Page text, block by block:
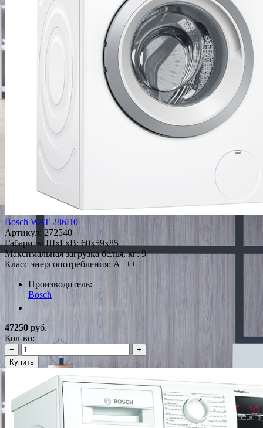
Bosch WAT 286H0
Артикул: 272540
Габариты ШxГxВ: 60x59x85
Максимальная загрузка белья, кг: 9
Класс энергопотребления: A+++
Производитель:
Bosch
*Наличие уточняйте у менеджера
47250 руб.
Кол-во:
−
+
Купить